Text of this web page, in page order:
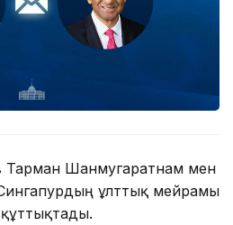
Тарман Шанмугаратнам мен
ұлттық мейрамы
құттықтады.